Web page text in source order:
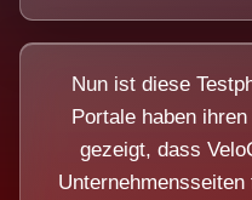
Nun ist diese
Portale haben
gezeigt, dass